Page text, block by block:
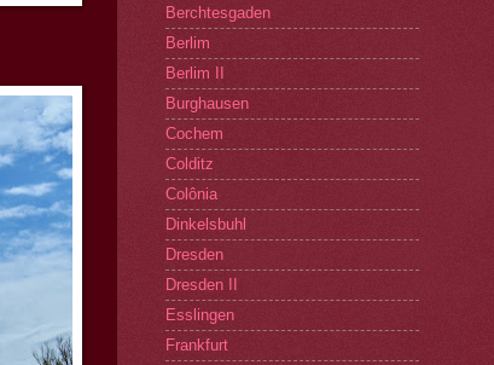
Berchtesgaden
Berlim
Berlim II
Burghausen
Cochem
Colditz
Colônia
Dinkelsbuhl
Dresden
Dresden II
Esslingen
Frankfurt